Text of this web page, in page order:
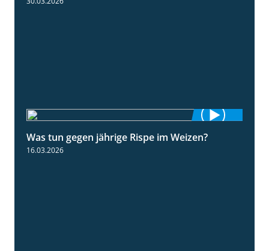
1:15
Was tun gegen jährige Rispe im Weizen?
16.03.2026